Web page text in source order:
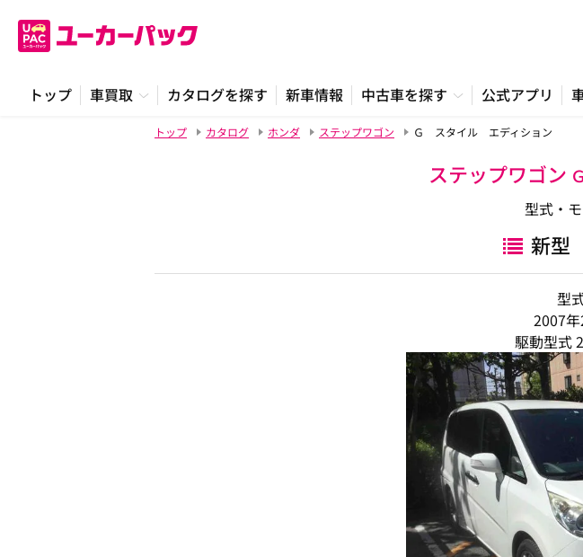
トップ 車買取 カタログを探す 新車情報 中古車を探す 公式アプリ
トップ カタログ ホンダ ステップワゴン Ｇ スタイル エディション
ステップワゴン
型式・
新型
型
2007
駆動型式